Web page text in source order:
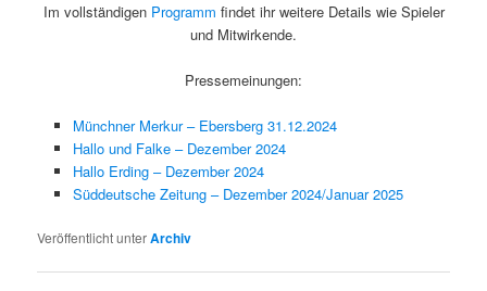
Im vollständigen Programm findet ihr weitere Details wie Spieler
und Mitwirkende.
Pressemeinungen:
Münchner Merkur – Ebersberg 31.12.2024
Hallo und Falke – Dezember 2024
Hallo Erding – Dezember 2024
Süddeutsche Zeitung – Dezember 2024/Januar 2025
Veröffentlicht unterArchiv